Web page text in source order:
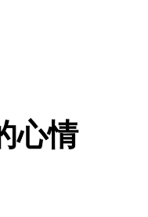
哥
心情